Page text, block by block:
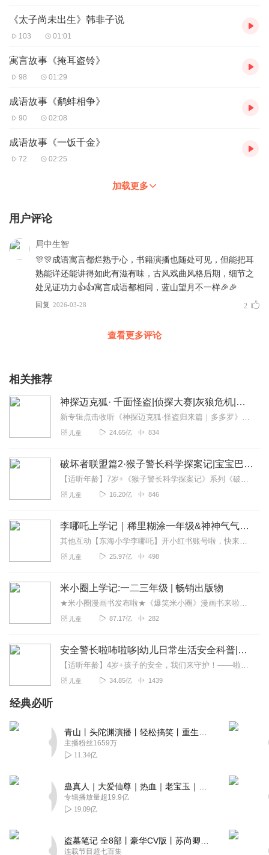
《太子尚未出生》韩非子说
103 01:01
寓言故事《掩耳盗铃》
98 01:29
成语故事《鹬蚌相争》
90 02:08
成语故事《一饭千金》
72 02:25
加载更多
用户评论
局中生智
🎊🎊成语寓言都烂熟于心，书籍演播也随处可见，但能把耳
熟能详还能讲得如此有滋有味，古风戏曲风格后期，细节之
处见证功力👍👍寓言成语都相同，蓝山望月不一样🎉🎉
回复 2026-03-28 2
查看更多评论
相关推荐
神探迈克狐· 千面怪盗|侦探大赛|灰狼危机|多多罗
新专辑点击收听《神探迈克狐·怪盗归来篇｜多多罗》！！！>>>点击进入主播橱窗购买《神探迈克狐》系列图书吧!<<<多多罗故事【点击前往】收听多多罗其他好玩有趣的故...
儿童 24.65亿 834
破坏者联盟篇2·猴子警长科学探案记|宝宝巴士故事
【适听年龄】7岁+《猴子警长科学探案记》系列《破坏者联盟篇1·猴子警长科学探案记》>>>《破坏者联盟篇2·猴子警长科学探案记》>>>《破坏者联盟篇3·猴子警长科...
儿童 16.20亿 846
李哪吒上学记｜稀里糊涂一年级&神神气气二年级
其他互动【东海小学李哪吒】开小红书账号啦，快来关注和李哪吒成为好朋友！有机会免费领儿童会员、官方周边！【点击加入】东海小学广播站圈子，更多互动！李哪吒全新冒险番...
儿童 25.97亿 498
米小圈上学记:一二三年级 | 畅销出版物
★米小圈漫画书发布啦★《爆笑米小圈》漫画书来啦《米小圈上学记》一二三年级正版广播剧！《米小圈上学记》系列是儿童作家北猫最新创作的儿童小说系列，作品诙谐幽默、好...
儿童 87.17亿 282
安全警长啦咘啦哆|幼儿日常生活安全科普|宝宝巴士
【适听年龄】4岁+孩子的安全，我们来守护！——啦咘啦哆警长宣孩子天生爱冒险，好奇心爆棚！不是在大马路上比赛跑，就是踩着椅子上下跳，怎样才能保护孩子平安长大？听...
儿童 34.85亿 1439
经典必听
主播粉丝1659万
11.34亿
专辑播放量超19.9亿
19.09亿
连载节目超七百集